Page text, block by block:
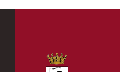
contenuto